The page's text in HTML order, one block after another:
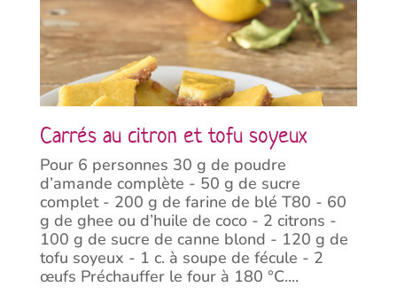
Carrés au citron et tofu soyeux
Pour 6 personnes 30 g de poudre
d’amande complète - 50 g de sucre
complet - 200 g de farine de blé T80 - 60
g de ghee ou d’huile de coco - 2 citrons -
100 g de sucre de canne blond - 120 g de
tofu soyeux - 1 c. à soupe de fécule - 2
œufs Préchauffer le four à 180 °C....